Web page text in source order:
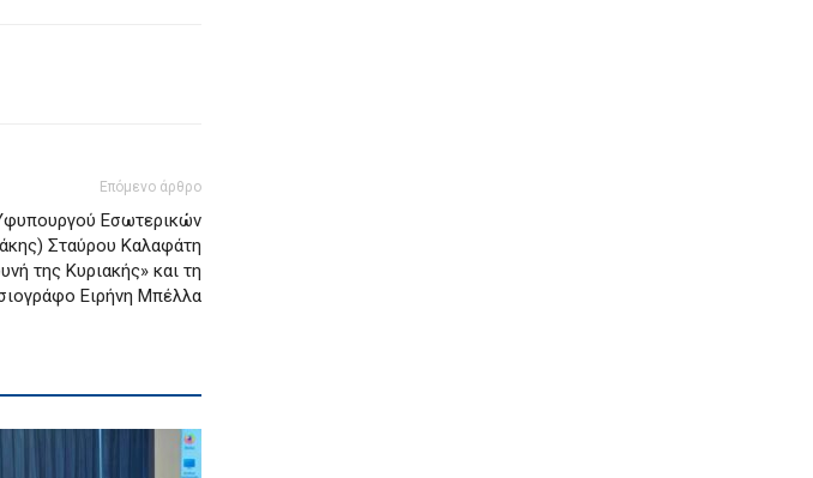
Επόμενο άρθρο
Εσωτερικών
Σταύρου Καλαφάτη
της Κυριακής» και τη
Ειρήνη Μπέλλα